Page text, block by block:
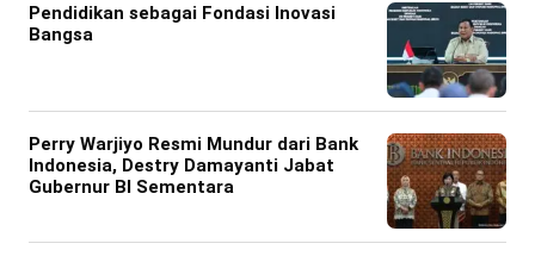
Pendidikan sebagai Fondasi Inovasi
Bangsa
Perry Warjiyo Resmi Mundur dari Bank
Indonesia, Destry Damayanti Jabat
Gubernur BI Sementara